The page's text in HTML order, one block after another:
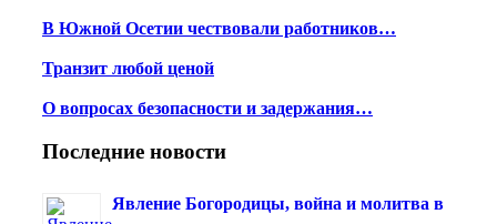
В Южной Осетии чествовали работников…
Транзит любой ценой
О вопросах безопасности и задержания…
Последние новости
Явление Богородицы, война и молитва в